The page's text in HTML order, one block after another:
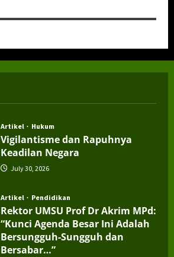
Artikel Hukum
Vigilantisme dan Rapuhnya
Keadilan Negara
July 30, 2026
Artikel Pendidikan
Rektor UMSU Prof Dr Akrim MPd:
“Kunci Agenda Besar Ini Adalah
Bersungguh-Sungguh dan
Bersabar…”